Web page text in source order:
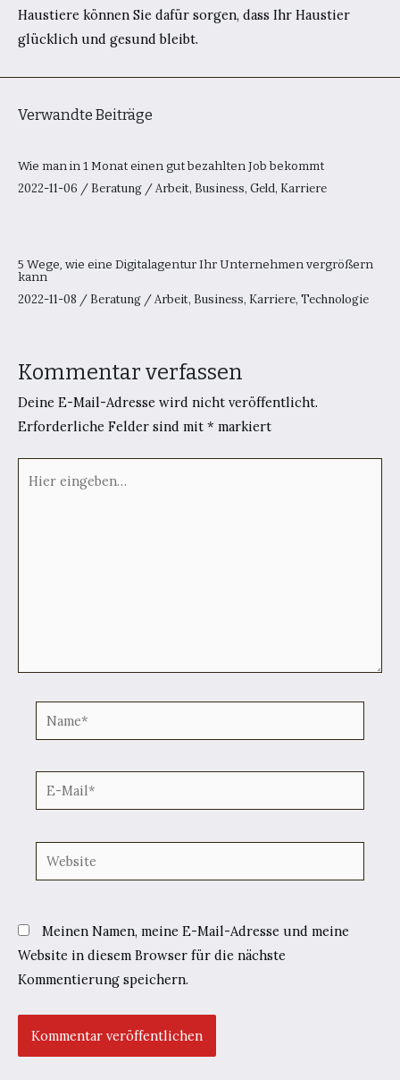
Haustiere können Sie dafür sorgen, dass Ihr Haustier
glücklich und gesund bleibt.
Verwandte Beiträge
Wie man in 1 Monat einen gut bezahlten Job bekommt
2022-11-06 / Beratung / Arbeit, Business, Geld, Karriere
5 Wege, wie eine Digitalagentur Ihr Unternehmen vergrößern
kann
2022-11-08 / Beratung / Arbeit, Business, Karriere, Technologie
Kommentar verfassen
Deine E-Mail-Adresse wird nicht veröffentlicht.
Erforderliche Felder sind mit * markiert
eingeben…
Name*
E-
Mail*
Website
Meinen Namen, meine E-Mail-Adresse und meine
Website in diesem Browser für die nächste
Kommentierung speichern.